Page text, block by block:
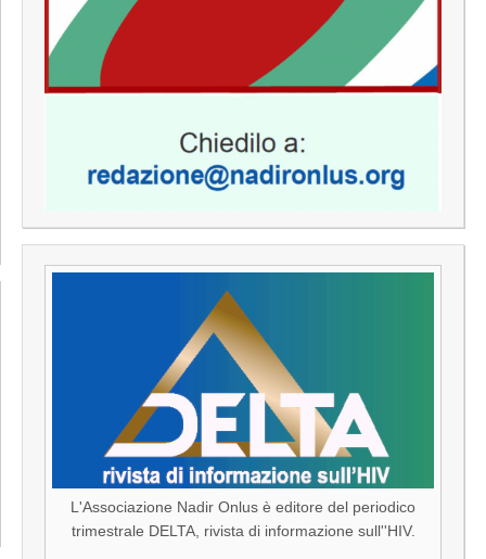
L'Associazione Nadir Onlus è editore del periodico
trimestrale DELTA, rivista di informazione sull''HIV.